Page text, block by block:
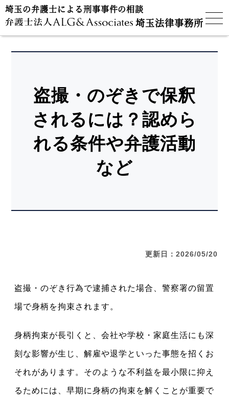
埼玉の弁護士による刑事事件の相談
埼玉法律事務所
盗撮・のぞきで保釈
されるには？認めら
れる条件や弁護活動
など
更新日：2026/05/20
盗撮・のぞき行為で逮捕された場合、警察署の留置
場で身柄を拘束されます。
身柄拘束が長引くと、会社や学校・家庭生活にも深
刻な影響が生じ、解雇や退学といった事態を招くお
それがあります。そのような不利益を最小限に抑え
るためには、早期に身柄の拘束を解くことが重要で